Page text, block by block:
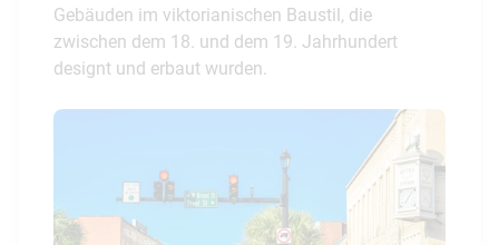
Gebäuden im viktorianischen Baustil, die
zwischen dem 18. und dem 19. Jahrhundert
designt und erbaut wurden.